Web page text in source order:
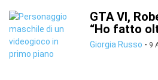
GTA VI,
“Ho fatto
Giorgia Russo - 9